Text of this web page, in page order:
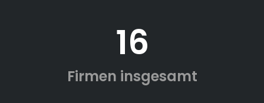
16
Firmen insgesamt